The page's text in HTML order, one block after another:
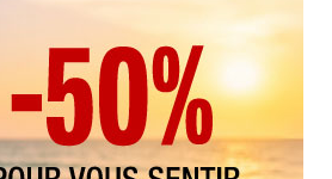
ARCHIVES